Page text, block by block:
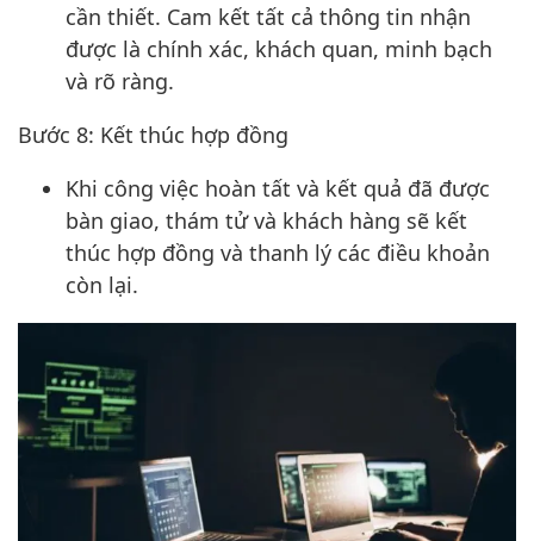
cần thiết. Cam kết tất cả thông tin nhận
được là chính xác, khách quan, minh bạch
và rõ ràng.
Bước 8: Kết thúc hợp đồng
Khi công việc hoàn tất và kết quả đã được
bàn giao, thám tử và khách hàng sẽ kết
thúc hợp đồng và thanh lý các điều khoản
còn lại.